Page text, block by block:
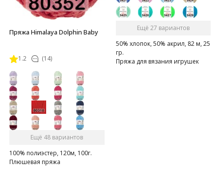
Пряжа Himalaya Dolphin Baby
1.2 (14)
Ещё 48 вариантов
100% полиэстер, 120м, 100г.
Плюшевая пряжа
Ещё 27 вариантов
50% хлопок, 50% акрил, 82 м, 25
гр.
Пряжа для вязания игрушек